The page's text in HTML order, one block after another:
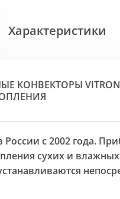
Характеристики
КОНВЕКТОРЫ VITRON
России с 2002 года.
сухих и